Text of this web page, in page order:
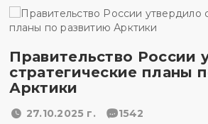
Правительство России
стратегические планы
Арктики
27.10.2025 г. 1542